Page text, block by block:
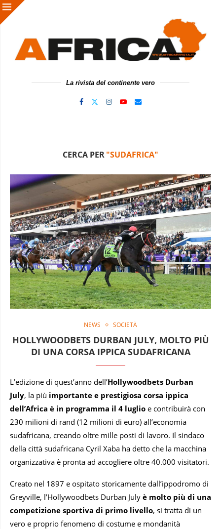
La rivista del continente vero
CERCA PER"SUDAFRICA"
NEWS SOCIETÀ
HOLLYWOODBETS DURBAN JULY, MOLTO PIÙ
DI UNA CORSA IPPICA SUDAFRICANA
L’edizione di quest’anno dell’Hollywoodbets Durban
July, la più importante e prestigiosa corsa ippica
dell’Africa è in programma il 4 luglio e contribuirà con
230 milioni di rand (12 milioni di euro) all’economia
sudafricana, creando oltre mille posti di lavoro. Il sindaco
della città sudafricana Cyril Xaba ha detto che la macchina
organizzativa è pronta ad accogliere oltre 40.000 visitatori.
Creato nel 1897 e ospitato storicamente dall’ippodromo di
Greyville, l’Hollywoodbets Durban July è molto più di una
competizione sportiva di primo livello, si tratta di un
vero e proprio fenomeno di costume e mondanità